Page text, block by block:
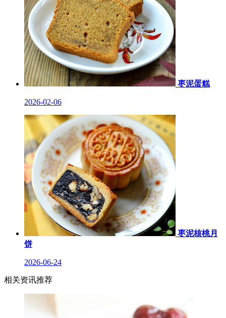
枣泥蛋糕
2026-02-06
枣泥核桃月
饼
2026-06-24
相关资讯推荐